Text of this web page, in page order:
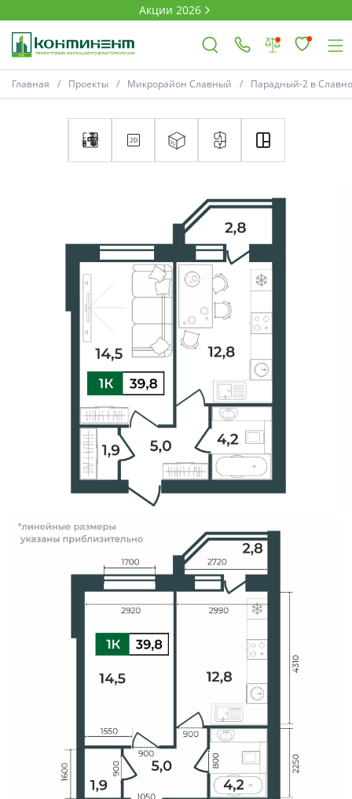
Акции 2026
Выбор недвижимости
Свои Люди
Офис продаж
Онлайн-запись
Главная Проекты Микрорайон Славный Парадный-2 в